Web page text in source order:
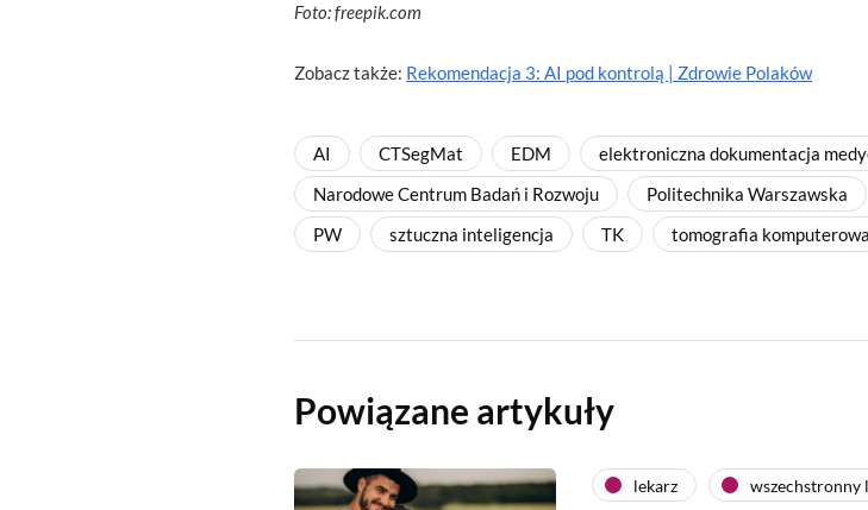
Foto: freepik.com
Zobacz także: Rekomendacja 3: AI pod kontrolą | Zdrowie Polaków
AI CTSegMat EDM elektroniczna dokumentacja
Narodowe Centrum Badań i Rozwoju
Politechnika Warszawska
PW
sztuczna inteligencja TK tomografia komputerowa
Powiązane artykuły
lekarz wszechstronny